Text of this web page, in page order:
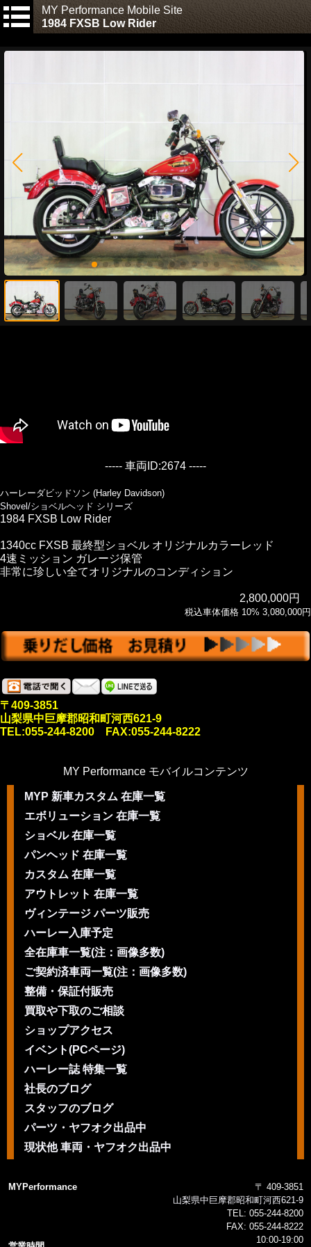
MY Performance Mobile Site
1984 FXSB Low Rider
----- 車両ID:2674 -----
ハーレーダビッドソン (Harley Davidson)
Shovel/ショベルヘッド シリーズ
1984 FXSB Low Rider
1340cc FXSB 最終型ショベル オリジナルカラーレッド
4速ミッション ガレージ保管
非常に珍しい全てオリジナルのコンディション
2,800,000円
税込車体価格 10% 3,080,000円
〒409-3851
山梨県中巨摩郡昭和町河西621-9
TEL:055-244-8200 FAX:055-244-8222
MY Performance モバイルコンテンツ
MYP 新車カスタム 在庫一覧
エボリューション 在庫一覧
ショベル 在庫一覧
パンヘッド 在庫一覧
カスタム 在庫一覧
アウトレット 在庫一覧
ヴィンテージ パーツ販売
ハーレー入庫予定
全在庫車一覧(注：画像多数)
ご契約済車両一覧(注：画像多数)
整備・保証付販売
買取や下取のご相談
ショップアクセス
イベント(PCページ)
ハーレー誌 特集一覧
社長のブログ
スタッフのブログ
パーツ・ヤフオク出品中
現状他 車両・ヤフオク出品中
MYPerformance
〒 409-3851
山梨県中巨摩郡昭和町河西621-9
TEL: 055-244-8200
FAX: 055-244-8222
10:00-19:00